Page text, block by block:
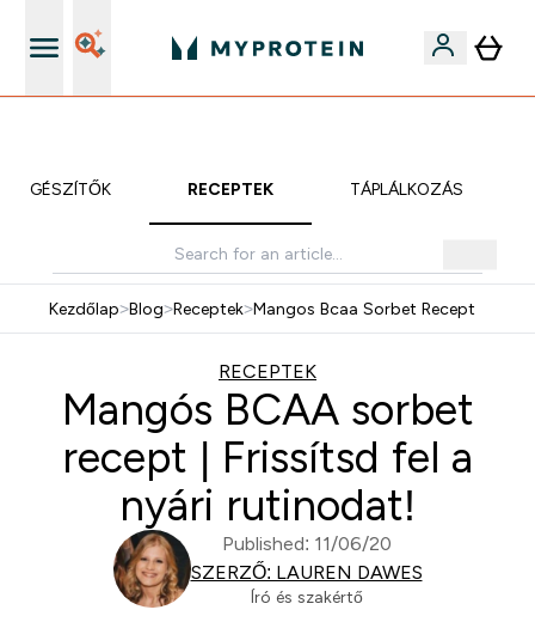
KIEGÉSZÍTŐK RECEPTEK TÁPLÁLKOZÁS
Kezdőlap>Blog>Receptek>Mangos Bcaa Sorbet Recept
RECEPTEK
Mangós BCAA sorbet
recept | Frissítsd fel a
nyári rutinodat!
Published: 11/06/20
SZERZŐ: LAUREN DAWES
Író és szakértő